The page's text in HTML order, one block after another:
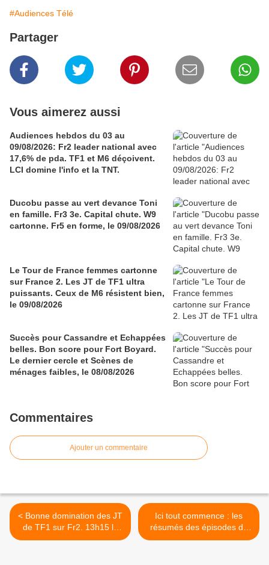
#Audiences Télé
Partager
Vous aimerez aussi
Audiences hebdos du 03 au
09/08/2026: Fr2 leader national avec
17,6% de pda. TF1 et M6 déçoivent.
LCI domine l'info et la TNT.
Ducobu passe au vert devance Toni
en famille. Fr3 3e. Capital chute. W9
cartonne. Fr5 en forme, le 09/08/2026
Le Tour de France femmes cartonne
sur France 2. Les JT de TF1 ultra
puissants. Ceux de M6 résistent bien,
le 09/08/2026
Succès pour Cassandre et Echappées
belles. Bon score pour Fort Boyard.
Le dernier cercle et Scènes de
ménages faibles, le 08/08/2026
Commentaires
Ajouter un commentaire
< Bonne domination des JT
de TF1 sur Fr2. 13h15 le
samedi, Le 19/20 et C
Ici tout commence : les
résumés des épisodes du
19 au 23/06/2023 à 18h35